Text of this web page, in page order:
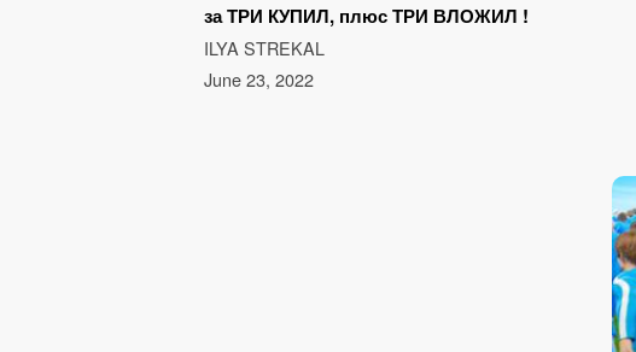
за ТРИ КУПИЛ, плюс ТРИ ВЛОЖИЛ !
ILYA STREKAL
June 23, 2022